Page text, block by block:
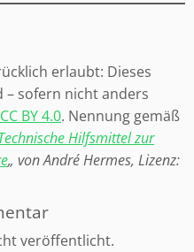
erlaubt: Dieses
– sofern nicht anders
CC BY 4.0. Nennung gemäß
Hilfsmittel zur
„ vonAndré Hermes, Lizenz:
veröffentlicht.